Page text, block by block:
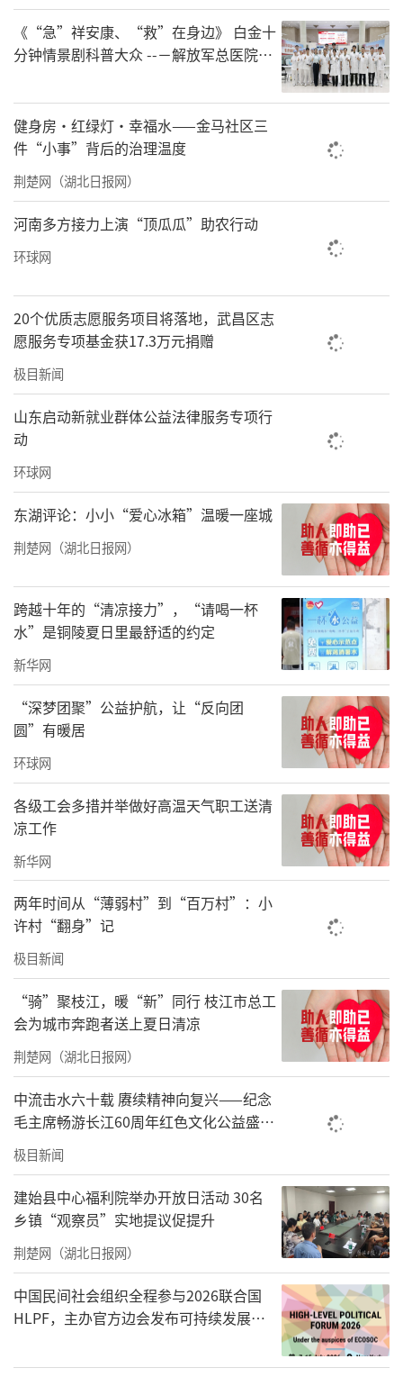
令尹传波欣慰的是，过去20年间，因“小病
挺、大病拖”而发生在他身上的悲剧再没有在
谷贞村上演。早年“一人红眼，半村感染”的
红眼病，如今也在当地绝迹。
考上编制后，他选择继续留在村里
“一直有人劝我，自己的年龄越来越大，当村
医辛苦还不赚钱，别干了。”尹传波说，他的
村医之路一度动摇过。
伍”向“专业化村医队伍”转型，推进“县管
乡用、乡聘村用”改革政策落地。同时，出台
待遇保障、晋升通道等相关政策，补强基层医
疗卫生岗位。
2021年，湖北面向基层医疗卫生机构在岗不在
编人员和乡村医生，开展基层医疗卫生专业技
术人员专项公开招聘。尹传波顺利考取王英镇
卫生院的事业编制，端上了“铁饭碗”。
得知尹传波要去镇卫生院上班，村民们满是不
舍。由于新的村医一时没到位，他们担心在尹
传波走后没人来治病。
“乡亲们需要我，我就不能走。”在阳新县、
王英镇的支持下，尹传波保留编制，继续留在
村里服务村民,一干又是好几年。
坚守不能只靠情怀，他选择用新理念服务更多
人
去年发生的一件事，让尹传波坐不住了：谷保
村老村医石则炳因年龄等原因不得不退休，其
相关工作只能由添胜村村医石教德代管。
尹传波把全镇村医信息盘了又盘，发现全镇29
个行政村，有10个村面临1名村医服务2个村的
现象。人才缺口大、年龄老化、学历偏低、能
力不足……乡村医疗人才队伍建设困难重重。
“我也会有老的一天。守护好乡亲们的健康，
不能只靠情怀。”尹传波说。
尹传波决定到镇卫生院工作，将工作重心放在
基本公共卫生服务上，指导各村村医跟踪管
理，倡导未病先防，有病早治。
乡亲们发现，“拐杖村医”带着新理念、新模
式又回农村了。
几天前，尹传波到附坝村免费送诊，新增一项
糖化血红蛋白检查。他把检查结果反馈给当地
《“急”祥安康、“救”在身边》 白金十
分钟情景剧科普大众 --－解放军总医院首
浸义诊活动
健身房·红绿灯·幸福水——金马社区三
件“小事”背后的治理温度
荆楚网（湖北日报网）
河南多方接力上演“顶瓜瓜”助农行动
环球网
20个优质志愿服务项目将落地，武昌区志
愿服务专项基金获17.3万元捐赠
极目新闻
山东启动新就业群体公益法律服务专项行
动
环球网
东湖评论：小小“爱心冰箱”温暖一座城
荆楚网（湖北日报网）
跨越十年的“清凉接力”，“请喝一杯
水”是铜陵夏日里最舒适的约定
新华网
“深梦团聚”公益护航，让“反向团
圆”有暖居
环球网
各级工会多措并举做好高温天气职工送清
凉工作
新华网
两年时间从“薄弱村”到“百万村”：小
许村“翻身”记
极目新闻
“骑”聚枝江，暖“新”同行 枝江市总工
会为城市奔跑者送上夏日清凉
荆楚网（湖北日报网）
中流击水六十载 赓续精神向复兴——纪念
毛主席畅游长江60周年红色文化公益盛典
在武汉举办
极目新闻
建始县中心福利院举办开放日活动 30名
乡镇“观察员”实地提议促提升
荆楚网（湖北日报网）
中国民间社会组织全程参与2026联合国
HLPF，主办官方边会发布可持续发展标